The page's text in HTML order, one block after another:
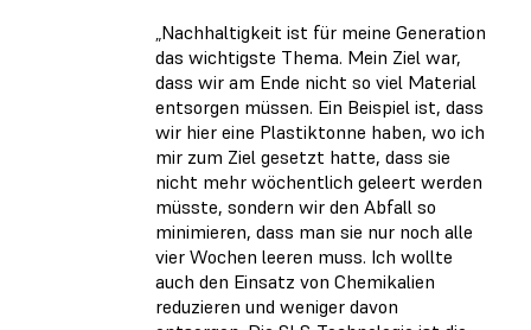
„Nachhaltigkeit ist für meine Generation
das wichtigste Thema. Mein Ziel war,
dass wir am Ende nicht so viel Material
entsorgen müssen. Ein Beispiel ist, dass
wir hier eine Plastiktonne haben, wo ich
mir zum Ziel gesetzt hatte, dass sie
nicht mehr wöchentlich geleert werden
müsste, sondern wir den Abfall so
minimieren, dass man sie nur noch alle
vier Wochen leeren muss. Ich wollte
auch den Einsatz von Chemikalien
reduzieren und weniger davon